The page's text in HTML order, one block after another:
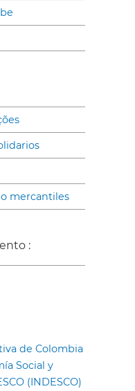
mercantiles
:
de Colombia
Social y
(INDESCO)